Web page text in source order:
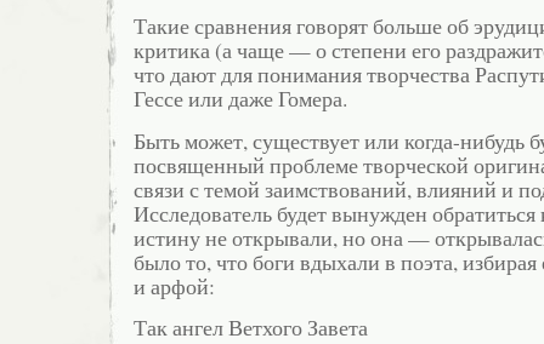
Такие сравнения говорят больше об
критика (а чаще — о степени его
что дают для понимания творчества
Гессе или даже Гомера.
Быть может, существует или когда-нибудь
посвященный проблеме творческой
связи с темой заимствований, влияний и
Исследователь будет вынужден обратиться
истину не открывали, но она —
было то, что боги вдыхали в поэта,
и арфой:
Так ангел Ветхого Завета